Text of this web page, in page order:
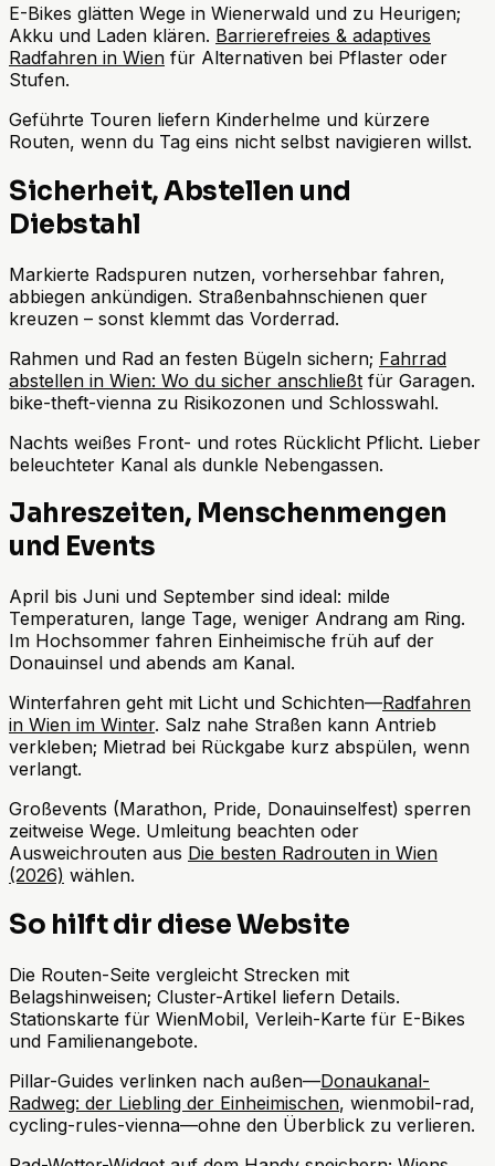
E-Bikes glätten Wege in Wienerwald und zu Heurigen;
Akku und Laden klären. Barrierefreies & adaptives
Radfahren in Wien für Alternativen bei Pflaster oder
Stufen.
Geführte Touren liefern Kinderhelme und kürzere
Routen, wenn du Tag eins nicht selbst navigieren willst.
Sicherheit, Abstellen und
Diebstahl
Markierte Radspuren nutzen, vorhersehbar fahren,
abbiegen ankündigen. Straßenbahnschienen quer
kreuzen – sonst klemmt das Vorderrad.
Rahmen und Rad an festen Bügeln sichern; Fahrrad
abstellen in Wien: Wo du sicher anschließt für Garagen.
bike-theft-vienna zu Risikozonen und Schlosswahl.
Nachts weißes Front- und rotes Rücklicht Pflicht. Lieber
beleuchteter Kanal als dunkle Nebengassen.
Jahreszeiten, Menschenmengen
und Events
April bis Juni und September sind ideal: milde
Temperaturen, lange Tage, weniger Andrang am Ring.
Im Hochsommer fahren Einheimische früh auf der
Donauinsel und abends am Kanal.
Winterfahren geht mit Licht und Schichten—Radfahren
in Wien im Winter. Salz nahe Straßen kann Antrieb
verkleben; Mietrad bei Rückgabe kurz abspülen, wenn
verlangt.
Großevents (Marathon, Pride, Donauinselfest) sperren
zeitweise Wege. Umleitung beachten oder
Ausweichrouten aus Die besten Radrouten in Wien
(2026) wählen.
So hilft dir diese Website
Die Routen-Seite vergleicht Strecken mit
Belagshinweisen; Cluster-Artikel liefern Details.
Stationskarte für WienMobil, Verleih-Karte für E-Bikes
und Familienangebote.
Pillar-Guides verlinken nach außen—Donaukanal-
Radweg: der Liebling der Einheimischen, wienmobil-rad,
cycling-rules-vienna—ohne den Überblick zu verlieren.